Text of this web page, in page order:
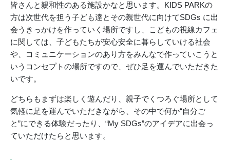
皆さんと親和性のある施設かなと思います。KIDS PARKの
方は次世代を担う子ども達とその親世代に向けてSDGs に出
会うきっかけを作っていく場所ですし、こどもの視線カフェ
に関しては、子どもたちが安心安全に暮らしていける社会
や、コミュニケーションのあり方をみんなで作っていこうと
いうコンセプトの場所ですので、ぜひ足を運んでいただきた
いです。
どちらもまずは楽しく遊んだり、親子でくつろぐ場所として
気軽に足を運んでいただきながら、その中で何か“自分ご
と”にできる体験だったり、“My SDGs”のアイデアに出会っ
ていただけたらと思います。